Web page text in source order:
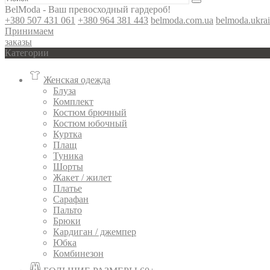
BelModa - Ваш превосходный гардероб!
+380 507 431 061 +380 964 381 443 belmoda.com.ua
Принимаем
заказы
Категории
Женская одежда
Блуза
Комплект
Костюм брючный
Костюм юбочный
Куртка
Плащ
Туника
Шорты
Жакет / жилет
Платье
Сарафан
Пальто
Брюки
Кардиган / джемпер
Юбка
Комбинезон